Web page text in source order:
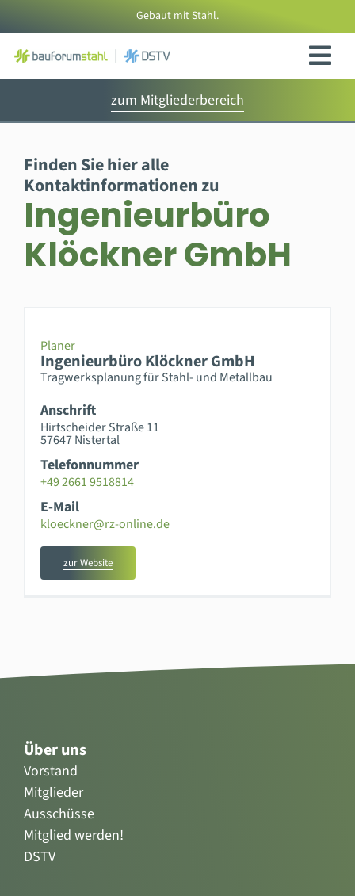
Inhalt
springen
Gebaut mit Stahl.
zum Mitgliederbereich
Finden Sie hier alle
Kontaktinformationen zu
Ingenieurbüro
Klöckner GmbH
Planer
Ingenieurbüro Klöckner GmbH
Tragwerksplanung für Stahl- und Metallbau
Anschrift
Hirtscheider Straße 11
57647 Nistertal
Telefonnummer
+49 2661 9518814
E-Mail
kloeckner@rz-online.de
zur Website
Über uns
Vorstand
Mitglieder
Ausschüsse
Mitglied werden!
DSTV